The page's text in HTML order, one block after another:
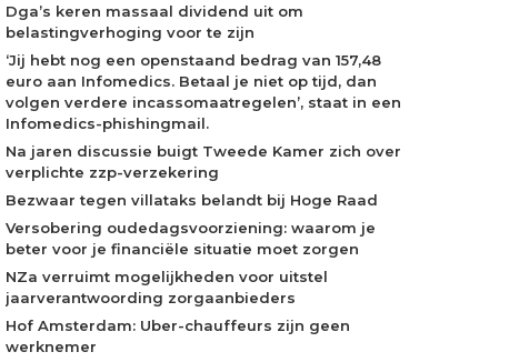
Dga’s keren massaal dividend uit om
belastingverhoging voor te zijn
‘Jij hebt nog een openstaand bedrag van 157,48
euro aan Infomedics. Betaal je niet op tijd, dan
volgen verdere incassomaatregelen’, staat in een
Infomedics-phishingmail.
Na jaren discussie buigt Tweede Kamer zich over
verplichte zzp-verzekering
Bezwaar tegen villataks belandt bij Hoge Raad
Versobering oudedagsvoorziening: waarom je
beter voor je financiële situatie moet zorgen
NZa verruimt mogelijkheden voor uitstel
jaarverantwoording zorgaanbieders
Hof Amsterdam: Uber-chauffeurs zijn geen
werknemer